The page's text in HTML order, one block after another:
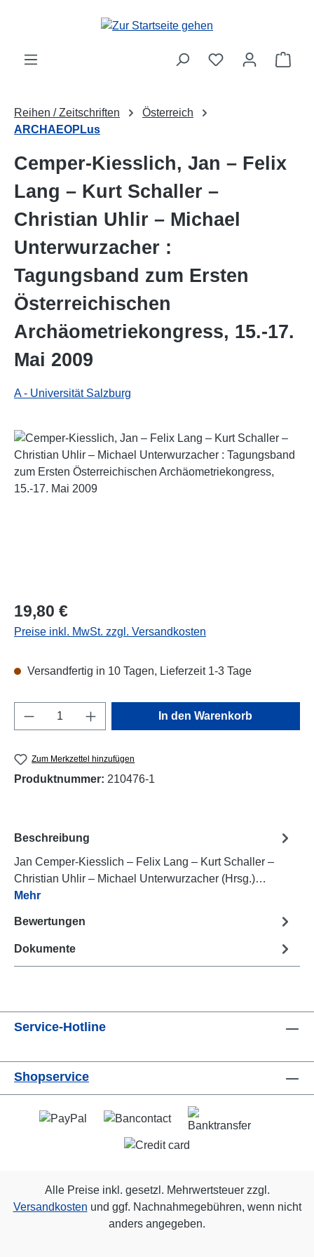
Zum Hauptinhalt springen
Reihen / Zeitschriften
Österreich
ARCHAEOPLus
Cemper-Kiesslich, Jan – Felix
Lang – Kurt Schaller –
Christian Uhlir – Michael
Unterwurzacher :
Tagungsband zum Ersten
Österreichischen
Archäometriekongress, 15.-17.
Mai 2009
A - Universität Salzburg
Bildergalerie überspringen
Regulärer Preis:
19,80 €
Preise inkl. MwSt. zzgl. Versandkosten
Versandfertig in 10 Tagen, Lieferzeit 1-3 Tage
Produkt Anzahl: Gib den gewünschten
In den Warenkorb
Zum Merkzettel hinzufügen
Produktnummer: 210476-1
Beschreibung
Jan Cemper-Kiesslich – Felix Lang – Kurt Schaller –
Christian Uhlir – Michael Unterwurzacher (Hrsg.)…
Mehr
Bewertungen
Dokumente
Service-Hotline
Shopservice
Alle Preise inkl. gesetzl. Mehrwertsteuer zzgl.
Versandkosten und ggf. Nachnahmegebühren, wenn nicht
anders angegeben.